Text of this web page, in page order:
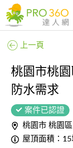
上一頁
桃園市桃
防水需求
案件已認證
桃園市 桃園區
屋頂面積：15